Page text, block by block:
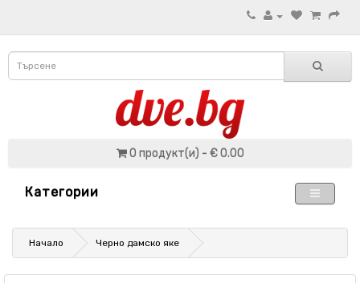
0 продукт(и) - € 0.00
Категории
Начало Черно дамско яке